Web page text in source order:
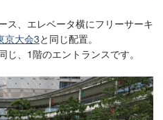
ス、エレベータ横にフリーサーキ
京大会3と同じ配置。
、1階のエントランスです。